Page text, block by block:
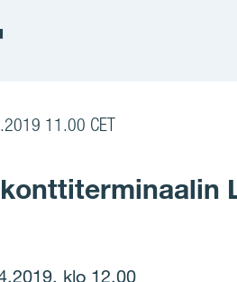
11.00 CET
klo 12.00